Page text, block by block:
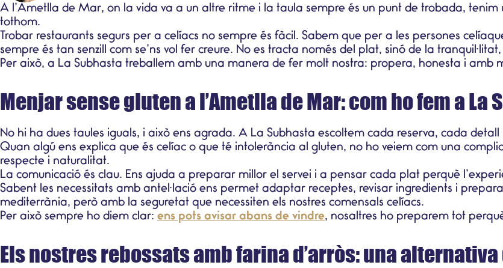
A l’Ametlla de Mar, on la vida va a un altre ritme i la taula sempre és un punt de trobada,
tothom.
Trobar restaurants segurs per a celíacs no sempre és fàcil. Sabem que per a les persones
sempre és tan senzill com se’ns vol fer creure. No es tracta només del plat, sinó de la
Per això, a La Subhasta treballem amb una manera de fer molt nostra: propera, honesta i amb
Menjar sense gluten a l’Ametlla de Mar: com ho fem a La
No hi ha dues taules iguals, i això ens agrada. A La Subhasta escoltem cada reserva, cada detall
Quan algú ens explica que és celíac o que té intolerància al gluten, no ho veiem com una
respecte i naturalitat.
La comunicació és clau. Ens ajuda a preparar millor el servei i a pensar cada plat perquè
Sabent les necessitats amb antel·lació ens permet adaptar receptes, revisar ingredients i
mediterrània, però amb la seguretat que necessiten els nostres comensals celíacs.
Per això sempre ho diem clar: ens pots avisar abans de vindre, nosaltres ho preparem tot
Els nostres rebossats amb farina d’arròs: una